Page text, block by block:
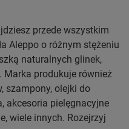
przede wszystkim
Aleppo o różnym stężeniu
naturalnych glinek,
Marka produkuje również
szampony, olejki do
akcesoria pielęgnacyjne
wiele innych. Rozejrzyj